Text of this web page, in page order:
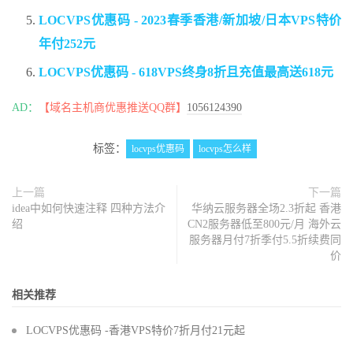
LOCVPS优惠码 - 2023春季香港/新加坡/日本VPS特价
年付252元
LOCVPS优惠码 - 618VPS终身8折且充值最高送618元
AD： 【域名主机商优惠推送QQ群】 1056124390
标签： locvps优惠码 locvps怎么样
上一篇
idea中如何快速注释 四种方法介
绍
下一篇
华纳云服务器全场2.3折起 香港
CN2服务器低至800元/月 海外云
服务器月付7折季付5.5折续费同
价
相关推荐
LOCVPS优惠码 -香港VPS特价7折月付21元起